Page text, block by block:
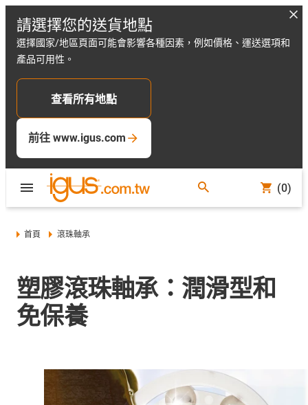
請選擇您的送貨地點
選擇國家/地區頁面可能會影響各種因素，例如價格、運送選項和
產品可用性。
查看所有地點
前往 www.igus.com
(0)
首頁 滾珠軸承
塑膠滾珠軸承：潤滑型和
免保養